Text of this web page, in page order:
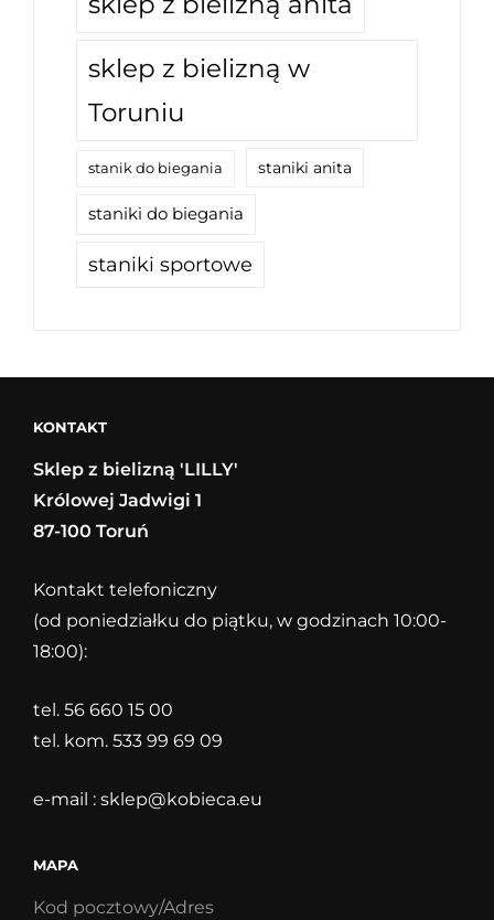
sklep z bielizną w
Toruniu
stanik do biegania staniki anita
staniki do biegania
staniki sportowe
KONTAKT
Sklep z bielizną 'LILLY'
Królowej Jadwigi 1
87-100 Toruń
Kontakt telefoniczny
(od poniedziałku do piątku, w godzinach 10:00-
18:00):
tel. 56 660 15 00
tel. kom. 533 99 69 09
e-mail : sklep@kobieca.eu
MAPA
Kod pocztowy/Adres